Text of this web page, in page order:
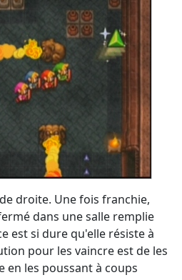
droite. Une fois franchie,
dans une salle remplie
est si dure qu'elle résiste à
pour les vaincre est de les
en les poussant à coups